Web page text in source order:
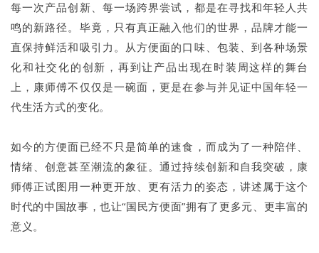
每一次产品创新、每一场跨界尝试，都是在寻找和年轻人共
鸣的新路径。毕竟，只有真正融入他们的世界，品牌才能一
直保持鲜活和吸引力。从方便面的口味、包装、到各种场景
化和社交化的创新，再到让产品出现在时装周这样的舞台
上，康师傅不仅仅是一碗面，更是在参与并见证中国年轻一
代生活方式的变化。
如今的方便面已经不只是简单的速食，而成为了一种陪伴、
情绪、创意甚至潮流的象征。通过持续创新和自我突破，康
师傅正试图用一种更开放、更有活力的姿态，讲述属于这个
时代的中国故事，也让“国民方便面”拥有了更多元、更丰富的
意义。